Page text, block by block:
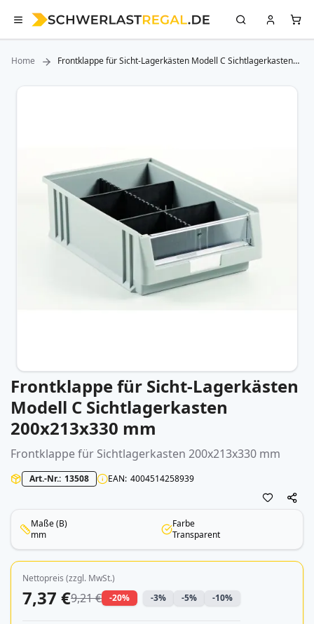
Home
Frontklappe für Sicht-Lagerkästen Modell C Sichtlagerkasten
Zum
Zum
Anfang
der
Bildergalerie
springen
Frontklappe für Sicht-Lagerkästen
Modell C Sichtlagerkasten
200x213x330 mm
Frontklappe für Sichtlagerkasten 200x213x330 mm
Art.-Nr. 13508 EAN 4004514258939
Maße (B)
mm
Farbe
Transparent
Nettopreis (zzgl. MwSt.)
7,37 €9,21 € -20% -3% -5% -10%